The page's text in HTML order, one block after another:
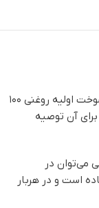
شمع پیرکس حبابی قطر 10 از سری شمع‌های مایع حبابی است که شامل یک عدد ظرف پیرکس حبابی به قطر 10 سانتیمتر به همراه یک عدد سر فتیله‌ی شیشه‌ای، یک عدد فتیله نخ پنبه‌ای و یک عدد سوخت اولیه روغنی ۱۰۰
است، بنابراین خرید سوخت اضافی برای آن توصیه
می‌توان در
است و در هربار